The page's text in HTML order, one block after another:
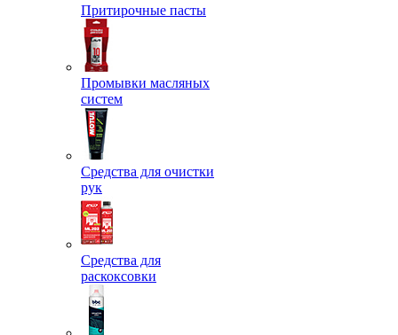
Притирочные пасты
Промывки масляных
систем
Средства для очистки
рук
Средства для
раскоксовки